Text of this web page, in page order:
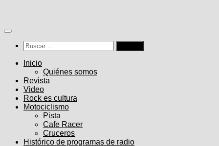
contenido
Buscar:
Inicio
Quiénes somos
Revista
Video
Rock es cultura
Motociclismo
Pista
Cafe Racer
Cruceros
Histórico de programas de radio